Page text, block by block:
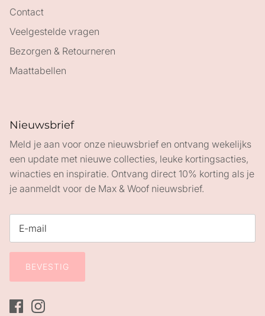
Contact
Veelgestelde vragen
Bezorgen & Retourneren
Maattabellen
Nieuwsbrief
Meld je aan voor onze nieuwsbrief en ontvang wekelijks
een update met nieuwe collecties, leuke kortingsacties,
winacties en inspiratie. Ontvang direct 10% korting als je
je aanmeldt voor de Max & Woof nieuwsbrief.
BEVESTIG